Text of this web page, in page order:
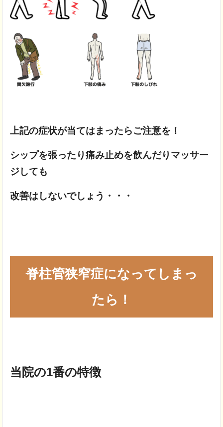
上記の症状が当てはまったらご注意を！
シップを張ったり痛み止めを飲んだりマッサー
ジしても
改善はしないでしょう・・・
脊柱管狭窄症になってしまっ
たら！
当院の1番の特徴